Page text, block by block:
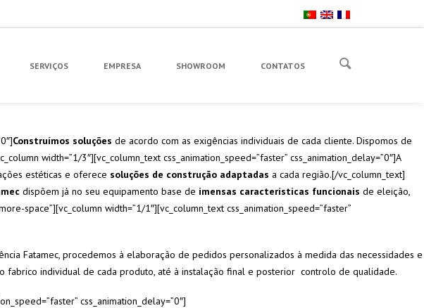
SERVIÇOS EMPRESA SHOWROOM CONTATOS
Construímos soluções de acordo com as exigências individuais de cada cliente. Dispomos de
width=”1/3″][vc_column_text css_animation_speed=”faster” css_animation_delay=”0″]A
estéticas e oferece soluções de construção adaptadas a cada região.[/vc_column_text]
dispõem já no seu equipamento base de imensas características funcionais de eleição,
space”][vc_column width=”1/1″][vc_column_text css_animation_speed=”faster”
Fatamec, procedemos à elaboração de pedidos personalizados à medida das necessidades e
fabrico individual de cada produto, até à instalação final e posterior controlo de qualidade.
css_animation_delay=”0″]